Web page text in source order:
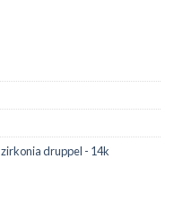
druppel - 14k